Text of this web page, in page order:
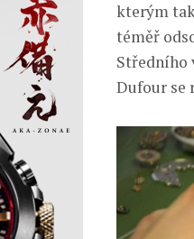
kterým
téměř
Středního
Dufour se